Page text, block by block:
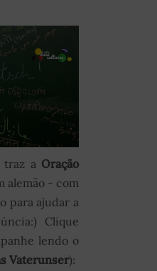
traz a Oração
alemão - com
para ajudar a
Clique
lendo o
Vaterunser):